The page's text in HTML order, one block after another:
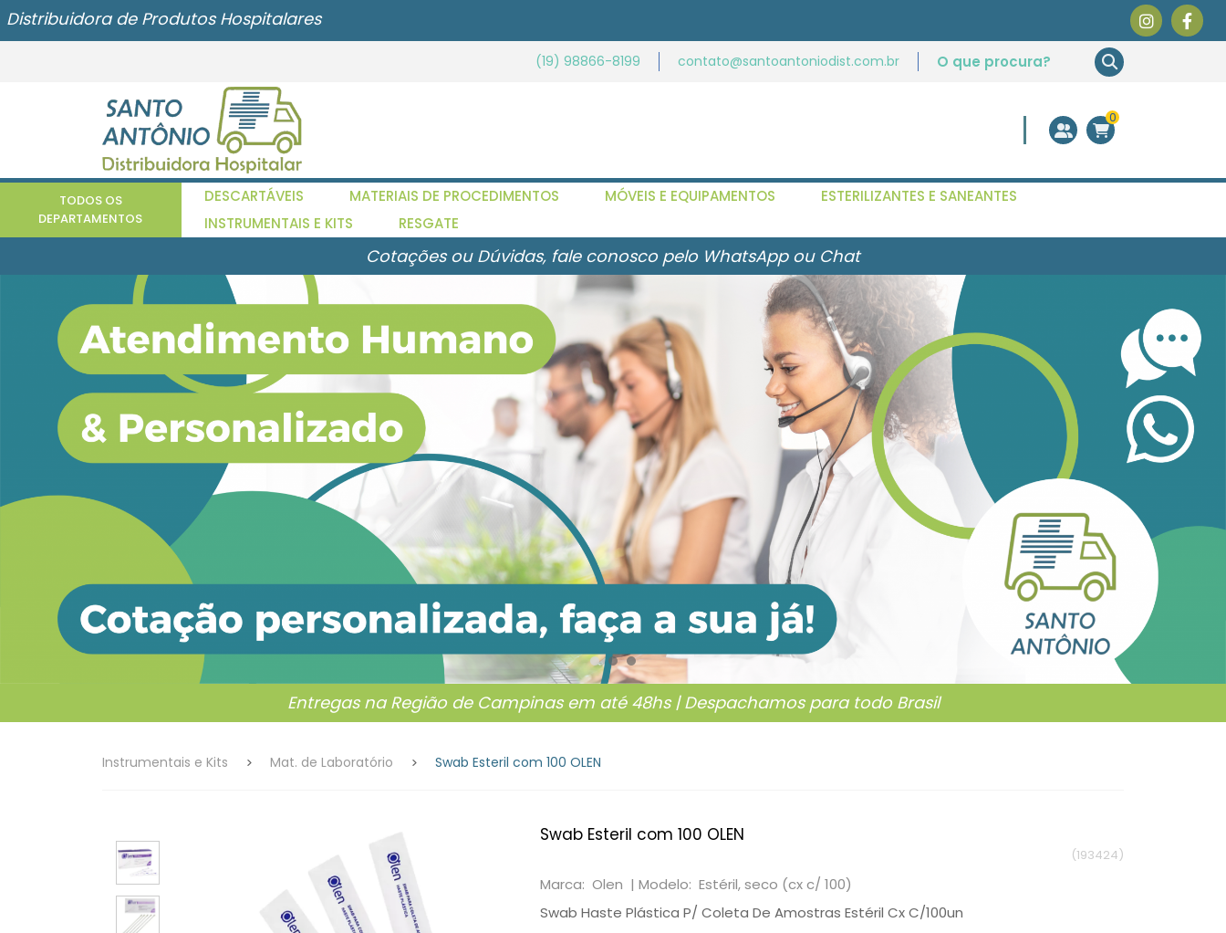
Distribuidora de Produtos Hospitalares
(19) 98866-8199 contato@santoantoniodist.com.br
0
TODOS OS
DEPARTAMENTOS
DESCARTÁVEIS MATERIAIS DE PROCEDIMENTOS MÓVEIS E EQUIPAMENTOS
ESTERILIZANTES E SANEANTES
INSTRUMENTAIS E KITS
RESGATE
Cotações ou Dúvidas, fale conosco pelo WhatsApp ou Chat
Entregas na Região de Campinas em até 48hs | Despachamos para todo Brasil
Instrumentais e Kits Mat. de Laboratório Swab Esteril com 100 OLEN
Swab Esteril com 100 OLEN
(193424)
Marca: Olen | Modelo: Estéril, seco (cx c/ 100)
Swab Haste Plástica P/ Coleta De Amostras Estéril Cx C/100un